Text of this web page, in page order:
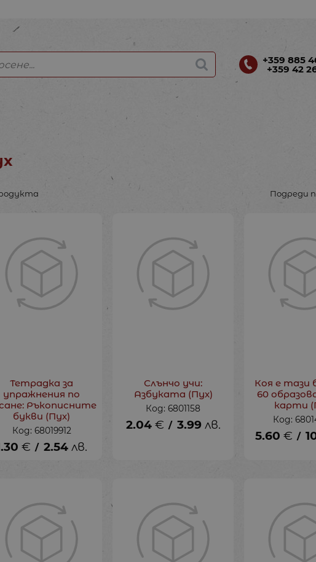
+359 885
+359 42
Подреди
Тетрадка за
упражнения по
Ръкописните
букви (Пух)
Код: 68019912
€ / 2.54 лв.
Слънчо учи:
Азбуката (Пух)
Код: 6801158
2.04 € / 3.99 лв.
Коя е тази
60
карти
Код:
5.60 € /